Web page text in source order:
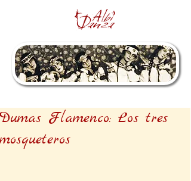
Dumas Flamenco: Los tres
mosqueteros